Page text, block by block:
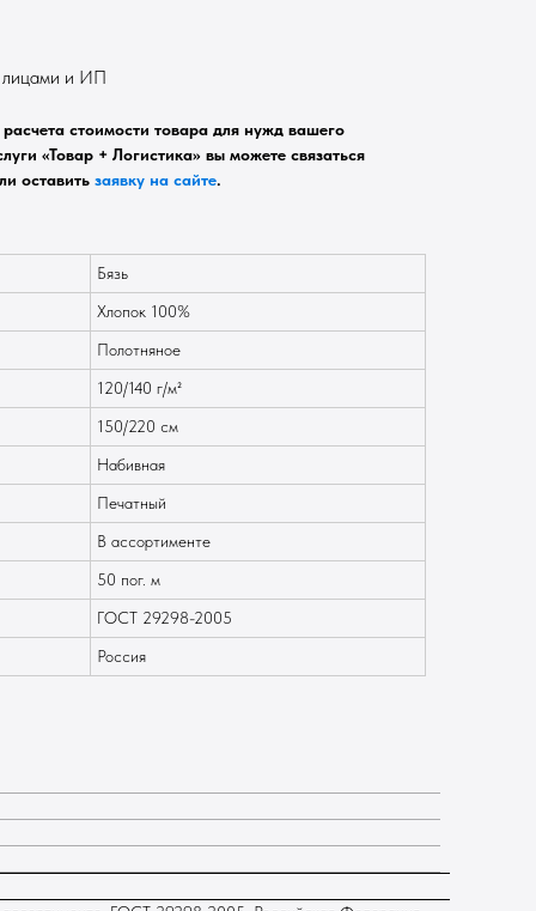
лицами и ИП
стоимости товара для нужд вашего
«Товар + Логистика» вы можете связаться
оставить заявку на сайте.
Бязь
Хлопок 100%
Полотняное
120/140 г/м²
150/220 см
Набивная
Печатный
В ассортименте
50 пог. м
ГОСТ 29298-2005
Россия